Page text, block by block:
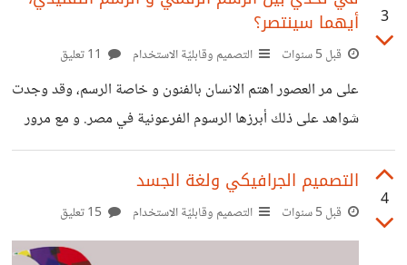
أن فيه مبالفة؟ أم كما يقال بالعامية " الجميل جميل، في الواقع أو
في المواقع" ؟ دعونا نكتشف ذلك سويا. في الحالات العادية حتى
يتحول الشخص من فنان عادي إلى نجم مشهور فذلك يعتمد على
نقاط أساسية ثلاث: الأعمال و الإعلام
3 أيهما سينتصر؟
قبل 5 سنوات التصميم وقابليّة الاستخدام
على مر العصور اهتم الانسان بالفنون و خاصة الرسم، وقد وجدت
شواهد على ذلك أبرزها الرسوم الفرعونية في مصر. و مع مرور
الوقت زاد اهتمام الناس بالرسم و ظهر فنانون كبار أمثال ليوناردو
دفنشي، فان غوخ، بابلو بيكاسو ...و غيرهم لكن القفزة النوعية
في مجال الرسم كانت في السنوات الأخيرة من هذا العصر، حيث
ظهر نوع جديد من هذا الفن والذي عرف بـ"الرسم الرقمي "
4
التصميم الجرافيكي ولغة الجسد
قبل 5 سنوات التصميم وقابليّة الاستخدام